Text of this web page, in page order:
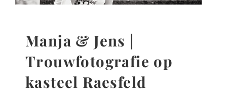
Schreiben
Manja & Jens |
Trouwfotografie op
kasteel Raesfeld